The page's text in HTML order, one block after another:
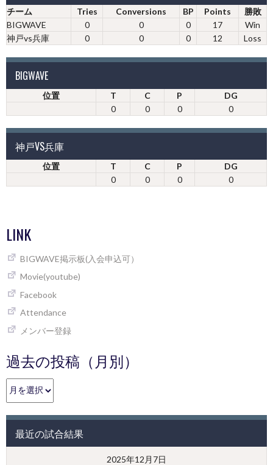
チーム Tries Conversions BP Points
勝敗
BIGWAVE
0 0 0 17
Win
神戸vs兵庫
0 0 0 12 Loss
BIGWAVE
位置 T C P
DG
0
0 0 0
神戸VS兵庫
位置 T C P
DG
0
0 0 0
LINK
BIGWAVE掲示板(入会申込可）
Movie(youtube)
Facebook
Attendance
メンバー登録
過去の投稿（月別）
過
去
投
（月
最近の試合結果
2025年12月7日